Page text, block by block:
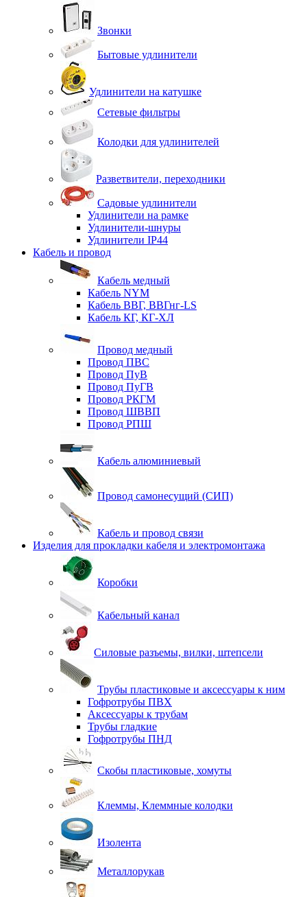
Звонки
Бытовые удлинители
Удлинители на катушке
Сетевые фильтры
Колодки для удлинителей
Разветвители, переходники
Садовые удлинители
Удлинители на рамке
Удлинители-шнуры
Удлинители IP44
Кабель и провод
Кабель медный
Кабель NYM
Кабель ВВГ, ВВГнг-LS
Кабель КГ, КГ-ХЛ
Провод медный
Провод ПВС
Провод ПуВ
Провод ПуГВ
Провод РКГМ
Провод ШВВП
Провод РПШ
Кабель алюминиевый
Провод самонесущий (СИП)
Кабель и провод связи
Изделия для прокладки кабеля и электромонтажа
Коробки
Кабельный канал
Силовые разъемы, вилки, штепсели
Трубы пластиковые и аксессуары к ним
Гофротрубы ПВХ
Аксессуары к трубам
Трубы гладкие
Гофротрубы ПНД
Скобы пластиковые, хомуты
Клеммы, Клеммные колодки
Изолента
Металлорукав